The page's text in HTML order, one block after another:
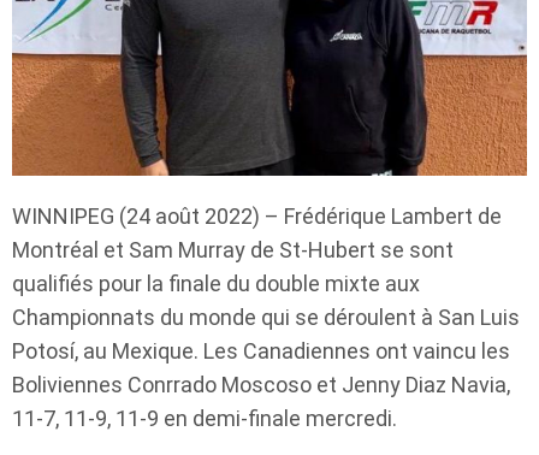
WINNIPEG (24 août 2022) – Frédérique Lambert de
Montréal et Sam Murray de St-Hubert se sont
qualifiés pour la finale du double mixte aux
Championnats du monde qui se déroulent à San Luis
Potosí, au Mexique. Les Canadiennes ont vaincu les
Boliviennes Conrrado Moscoso et Jenny Diaz Navia,
11-7, 11-9, 11-9 en demi-finale mercredi.